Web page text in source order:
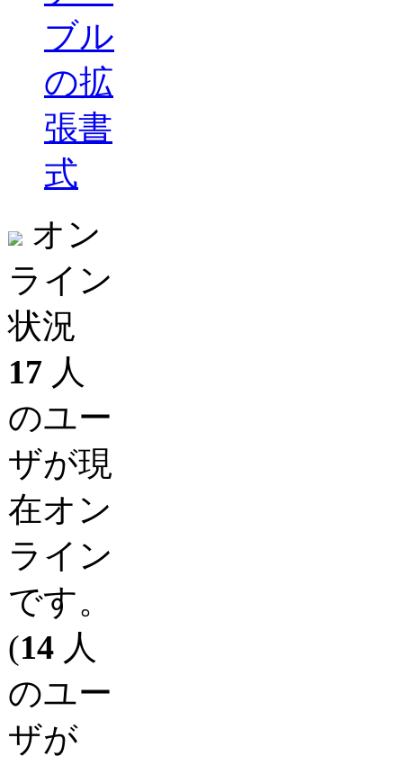
ブル
の拡
張書
式
オン
ライン
状況
17 人
のユー
ザが現
在オン
ライン
です。
(14 人
のユー
ザが